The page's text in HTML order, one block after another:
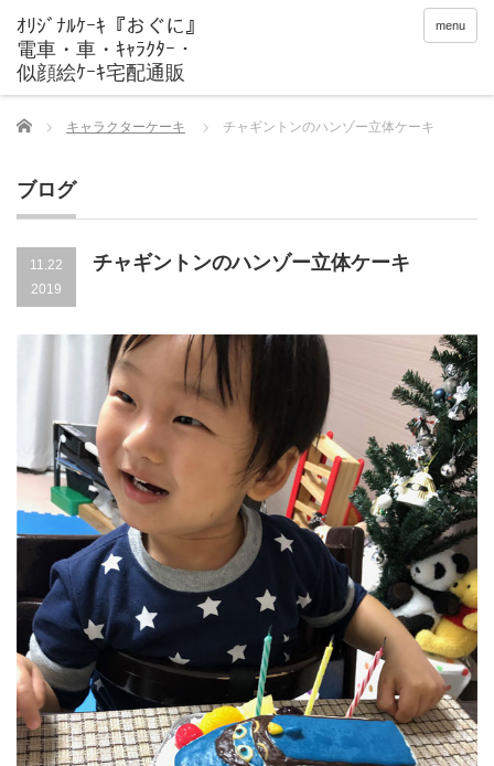
menu
Home キャラクターケーキ チャギントンのハンゾー立体ケーキ
ブログ
11.22
2019
チャギントンのハンゾー立体ケーキ